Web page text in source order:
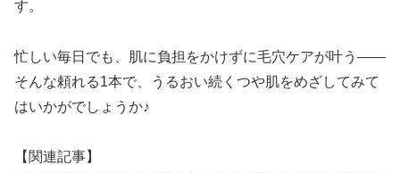
す。
忙しい毎日でも、肌に負担をかけずに毛穴ケアが叶う――
そんな頼れる1本で、うるおい続くつや肌をめざしてみて
はいかがでしょうか♪
【関連記事】